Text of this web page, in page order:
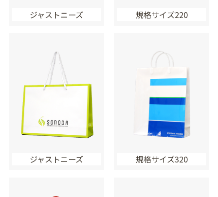
ジャストニーズ 規格サイズ220
ジャストニーズ 規格サイズ320